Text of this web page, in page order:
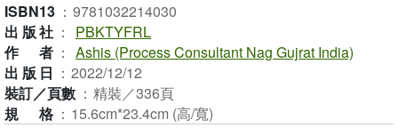
ISBN13 ： 9781032214030
出版社 ：
PBKTYFRL
作者 ： Ashis (Process Consultant Nag Gujrat India)
出版日 ： 2022/12/12
裝訂／頁數 ： 精裝／336頁
規格 ： 15.6cm*23.4cm (高/寬)